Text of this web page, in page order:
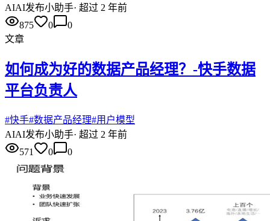
AIAI发布小助手· 超过 2 年前
875
0
0
文章
如何成为好的数据产品经理？-快手数据
平台负责人
#快手#数据产品经理#用户模型
AIAI发布小助手· 超过 2 年前
571
0 0